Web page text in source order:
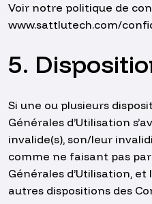
Voir notre politique de
www.sattlutech.com/
5.
Si une ou plusieurs
Générales d’Utilisation
invalide(s), son/leur
comme ne faisant pas
Générales d’Utilisation,
autres dispositions des